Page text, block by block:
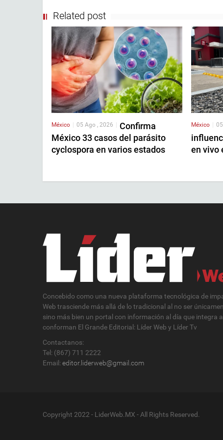
Related post
México | 05 Ago , 2026 | Confirma
México 33 casos del parásito
cyclospora en varios estados
México |
en vivo
Concebido como una nueva plataforma tecnológica de
Web trasciende más allá de lo tradicional al no ser
sino más bien un portal con información al día que integra
conforman El Grande Editorial: Líder Web y Líder Tv
Contactanos:
Tel: (867) 711 2222
Email: editor.liderweb@gmail.com
Copyright 2022 - LiderWeb.MX - All Rights Reserved.